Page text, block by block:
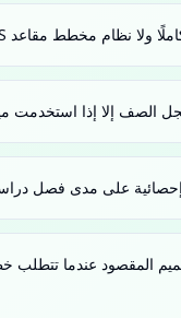
المقصود عندما تتطلب